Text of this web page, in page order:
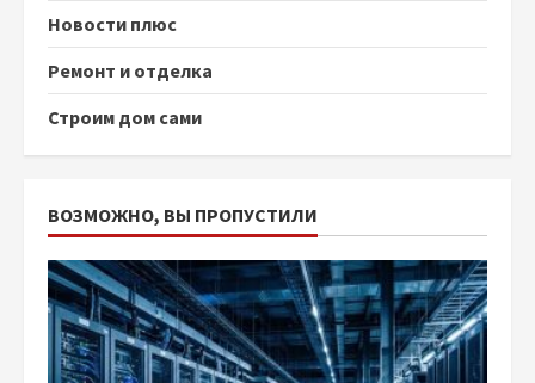
Новости плюс
Ремонт и отделка
Строим дом сами
ВОЗМОЖНО, ВЫ ПРОПУСТИЛИ